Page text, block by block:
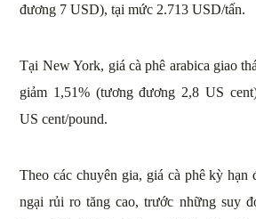
đương 7 USD), tại mức 2.713 USD/tấn.
Tại New York, giá cà phê arabica giao
giảm 1,51% (tương đương 2,8 US
US cent/pound.
Theo các chuyên gia, giá cà phê kỳ hạn
ngại rủi ro tăng cao, trước những suy